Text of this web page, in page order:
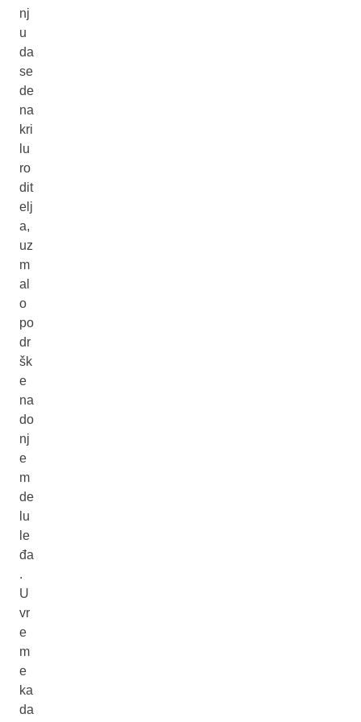
nj
u
da
se
de
na
kri
lu
ro
dit
elj
a,
uz
m
al
o
po
dr
šk
e
na
do
nj
e
m
de
lu
le
đa
.
U
vr
e
m
e
ka
da